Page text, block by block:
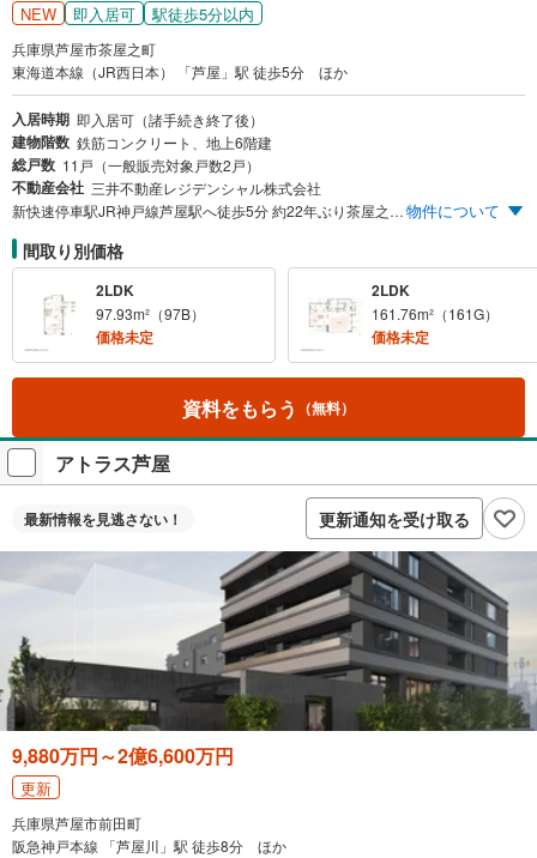
NEW 即入居可 駅徒歩5分以内
兵庫県芦屋市茶屋之町
東海道本線（JR西日本） 「芦屋」駅 徒歩5分 ほか
入居時期 即入居可（諸手続き終了後）
建物階数 鉄筋コンクリート、地上6階建
総戸数 11戸（一般販売対象戸数2戸）
不動産会社 三井不動産レジデンシャル株式会社
新快速停車駅JR神戸線芦屋駅へ徒歩5分 約22年ぶり茶屋之町アドレス 総戸数11邸 全邸南向き 【エントリー受付中】 ※まず資料請求ボタンより、エントリーをお願い致します。スケジュールなどの最新情報をメール等でご案内いたします。物件について
間取り別価格
2LDK
97.93m²（97B）
価格未定
2LDK
161.76m²（161G）
価格未定
資料をもらう （無料）
アトラス芦屋
最新情報を見逃さない！ 更新通知を受け取る
9,880万円～2億6,600万円
更新
兵庫県芦屋市前田町
阪急神戸本線 「芦屋川」駅 徒歩8分 ほか